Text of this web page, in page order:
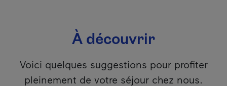
À découvrir
Voici quelques suggestions pour profiter
pleinement de votre séjour chez nous.